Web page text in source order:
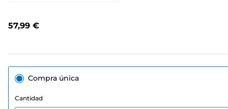
57,99 €
Compra única
Cantidad